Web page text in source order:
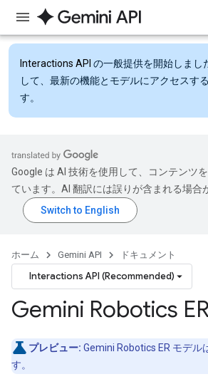
Interactions API の一般提供を開始しまし
して、最新の機能とモデルにアクセスす
す。
Google は AI 技術を使用して、コンテンツ
ています。AI 翻訳には誤りが含まれる場合
ホーム Gemini API ドキュメント
Interactions API (Recommended)
Gemini Robotics
プレビュー: Gemini Robotics ER モデル
す。